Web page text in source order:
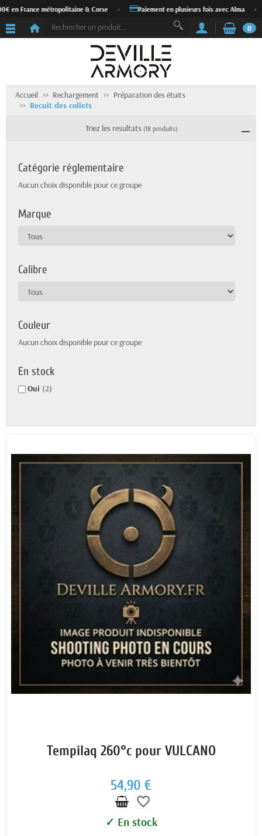
métropolitaine & Corse • Paiement en plusieurs fois avec Alma •
0
Accueil Rechargement
Préparation des étuits
Recuit des collets
Triez les resultats (18 produits)
Catégorie réglementaire
Aucun choix disponible pour ce groupe
Marque
Calibre
Couleur
Aucun choix disponible pour ce groupe
En stock
Oui (2)
Tempilaq 260°c pour VULCANO
54,90 €
favorite_border
✓ En stock